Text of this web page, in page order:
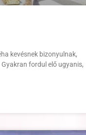
kevésnek bizonyulnak,
fordul elő ugyanis,